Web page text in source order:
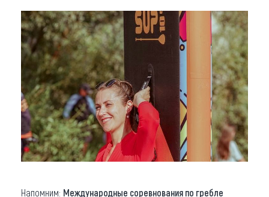
Напомним: Международные соревнования по гребле